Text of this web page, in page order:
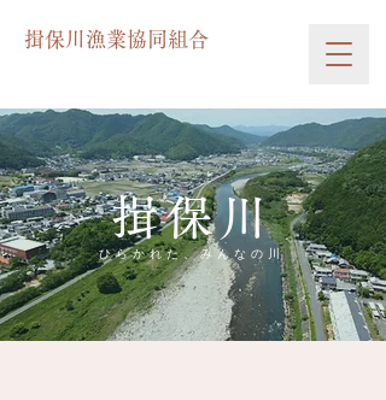
揖保川漁業協同組合
揖保川
ひらかれた、みんなの川